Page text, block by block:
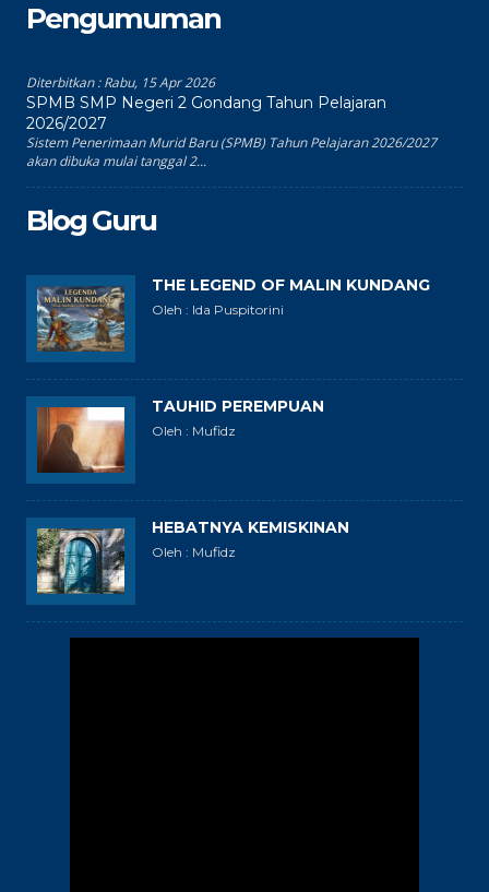
Pengumuman
Diterbitkan :Rabu, 15 Apr 2026
SPMB SMP Negeri 2 Gondang Tahun Pelajaran
2026/2027
Sistem Penerimaan Murid Baru (SPMB) Tahun Pelajaran 2026/2027
akan dibuka mulai tanggal 2...
Blog Guru
THE LEGEND OF MALIN KUNDANG
Oleh : Ida Puspitorini
TAUHID PEREMPUAN
Oleh : Mufidz
HEBATNYA KEMISKINAN
Oleh : Mufidz